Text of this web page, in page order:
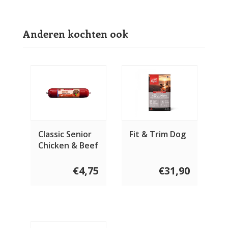
Anderen kochten ook
Classic Senior
Chicken & Beef
€4,75
Fit & Trim Dog
€31,90